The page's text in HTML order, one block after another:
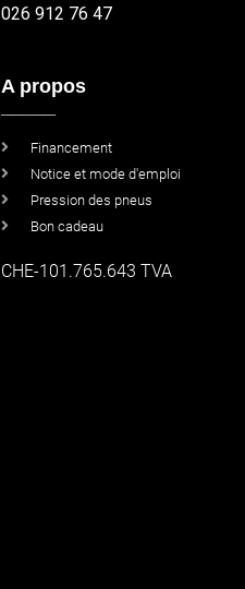
026 912 76 47
A propos
Financement
Notice et mode d'emploi
Pression des pneus
Bon cadeau
CHE-101.765.643 TVA